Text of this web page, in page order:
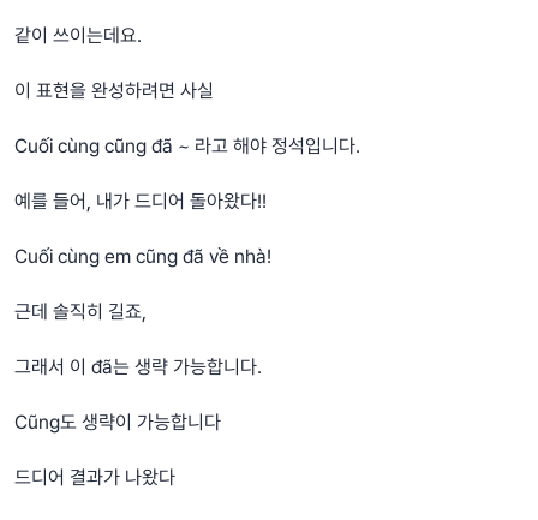
같이 쓰이는데요.
이 표현을 완성하려면 사실
Cuối cùng cũng đã ~ 라고 해야 정석입니다.
예를 들어, 내가 드디어 돌아왔다!!
Cuối cùng em cũng đã về nhà!
근데 솔직히 길죠,
그래서 이 đã는 생략 가능합니다.
Cũng도 생략이 가능합니다
드디어 결과가 나왔다